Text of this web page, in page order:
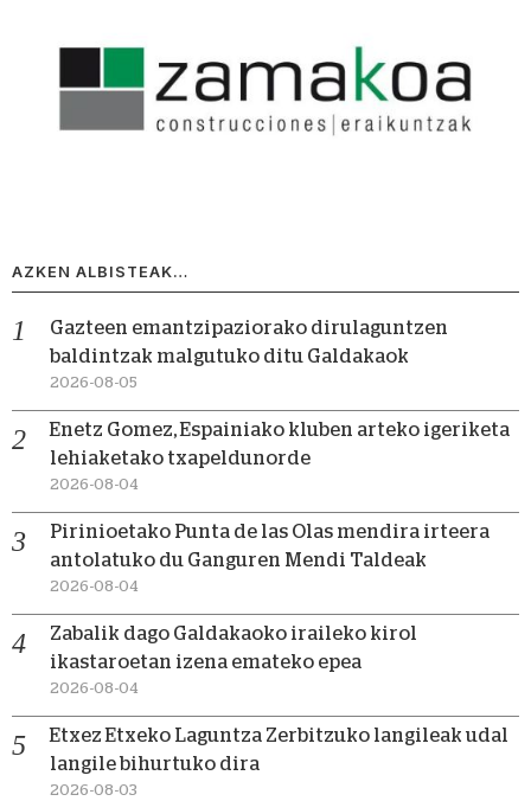
AZKEN ALBISTEAK…
Gazteen emantzipaziorako dirulaguntzen
baldintzak malgutuko ditu Galdakaok
2026-08-05
Enetz Gomez, Espainiako kluben arteko igeriketa
lehiaketako txapeldunorde
2026-08-04
Pirinioetako Punta de las Olas mendira irteera
antolatuko du Ganguren Mendi Taldeak
2026-08-04
Zabalik dago Galdakaoko iraileko kirol
ikastaroetan izena emateko epea
2026-08-04
Etxez Etxeko Laguntza Zerbitzuko langileak udal
langile bihurtuko dira
2026-08-03